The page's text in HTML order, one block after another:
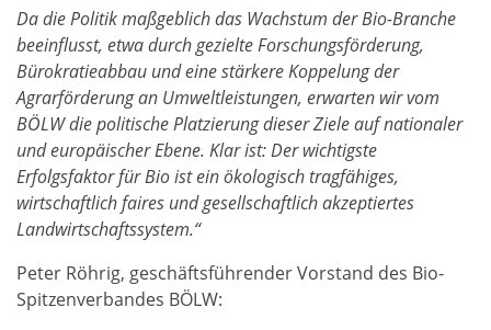
Da die Politik maßgeblich das Wachstum der Bio-Branche
beeinflusst, etwa durch gezielte Forschungsförderung,
Bürokratieabbau und eine stärkere Koppelung der
Agrarförderung an Umweltleistungen, erwarten wir vom
BÖLW die politische Platzierung dieser Ziele auf nationaler
und europäischer Ebene. Klar ist: Der wichtigste
Erfolgsfaktor für Bio ist ein ökologisch tragfähiges,
wirtschaftlich faires und gesellschaftlich akzeptiertes
Landwirtschaftssystem.“
Peter Röhrig, geschäftsführender Vorstand des Bio-
Spitzenverbandes BÖLW: